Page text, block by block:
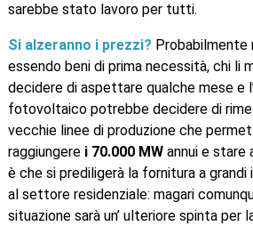
sarebbe stato lavoro per tutti.
Si alzeranno i prezzi? Probabilmente
essendo beni di prima necessità, chi li
decidere di aspettare qualche mese e
fotovoltaico potrebbe decidere di
vecchie linee di produzione che
raggiungere i 70.000 MWannui e stare
è che si prediligerà la fornitura a
al settore residenziale: magari
situazione sarà un’ ulteriore spinta per